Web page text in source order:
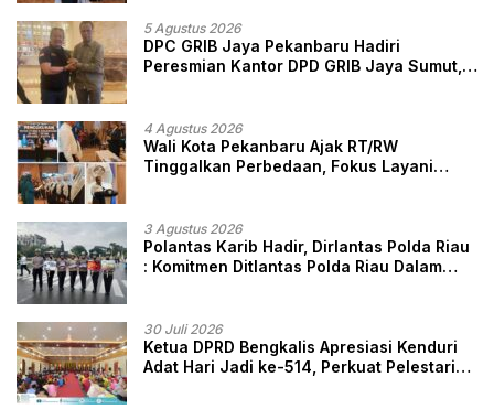
5 Agustus 2026
DPC GRIB Jaya Pekanbaru Hadiri
Peresmian Kantor DPD GRIB Jaya Sumut,
4 Agustus 2026
Wali Kota Pekanbaru Ajak RT/RW
Tinggalkan Perbedaan, Fokus Layani
3 Agustus 2026
Polantas Karib Hadir, Dirlantas Polda Riau
: Komitmen Ditlantas Polda Riau Dalam
30 Juli 2026
Ketua DPRD Bengkalis Apresiasi Kenduri
Adat Hari Jadi ke-514, Perkuat Pelestarian